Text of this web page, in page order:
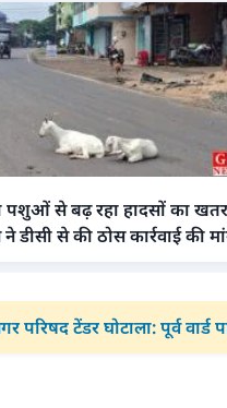
पशुओं से बढ़ रहा हादसों का
डीसी से की ठोस कार्रवाई की
परिषद टेंडर घोटाला: पूर्व